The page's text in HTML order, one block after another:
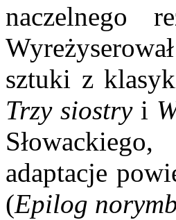
naczelnego
sztuki z
Trzy siostryi
Słowackiego,
adaptacje
(Epilog